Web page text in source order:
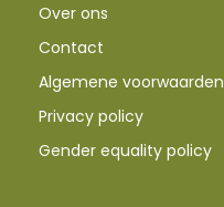
Over ons
Contact
Algemene voorwaarden
Privacy policy
Gender equality policy